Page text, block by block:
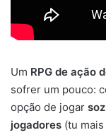
Um RPG de ação
sofrer um pouco:
opção de jogar
jogadores (tu